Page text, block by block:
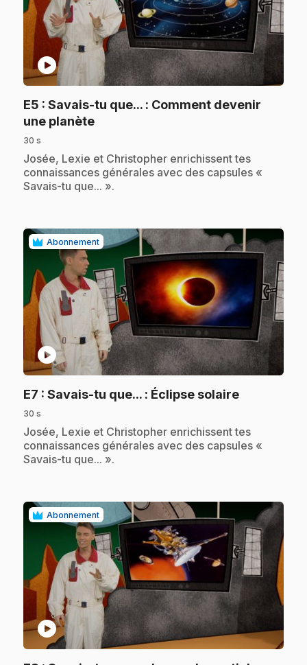
play_circle
E5 : Savais-tu que... : Comment devenir
une planète.
30 s
.Josée, Lexie et Christopher enrichissent tes
connaissances générales avec des capsules «
Savais-tu que... ».
Abonnement
play_circle
E7 : Savais-tu que... : Éclipse solaire.
30 s
.Josée, Lexie et Christopher enrichissent tes
connaissances générales avec des capsules «
Savais-tu que... ».
Abonnement
play_circle